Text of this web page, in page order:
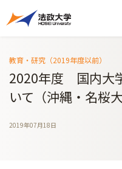
教育・研究（2019年度以前）
2020年度 国内大
いて（沖縄・名桜大
2019年07月18日